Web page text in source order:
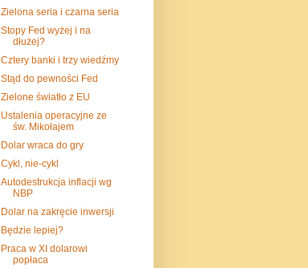
Zielona seria i czarna seria
Stopy Fed wyżej i na
dłużej?
Cztery banki i trzy wiedźmy
Stąd do pewności Fed
Zielone światło z EU
Ustalenia operacyjne ze
św. Mikołajem
Dolar wraca do gry
Cykl, nie-cykl
Autodestrukcja inflacji wg
NBP
Dolar na zakręcie inwersji
Będzie lepiej?
Praca w XI dolarowi
popłaca